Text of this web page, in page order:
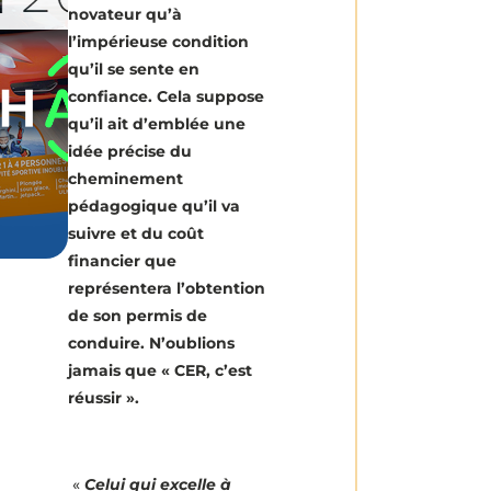
novateur qu’à
l’impérieuse condition
qu’il se sente en
confiance. Cela suppose
qu’il ait d’emblée une
idée précise du
cheminement
pédagogique qu’il va
suivre et du coût
financier que
représentera l’obtention
de son permis de
conduire. N’oublions
jamais que « CER, c’est
réussir ».
« Celui qui excelle à